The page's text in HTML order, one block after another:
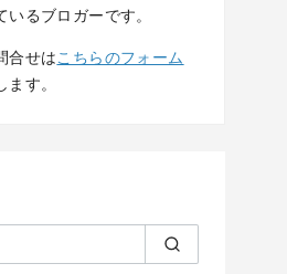
るブロガーです。
合せはこちらのフォーム
す。